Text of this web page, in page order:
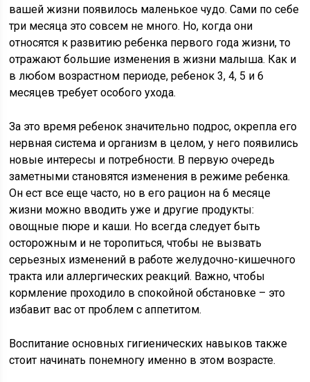
вашей жизни появилось маленькое чудо. Сами по себе
три месяца это совсем не много. Но, когда они
относятся к развитию ребенка первого года жизни, то
отражают большие изменения в жизни малыша. Как и
в любом возрастном периоде, ребенок 3, 4, 5 и 6
месяцев требует особого ухода.
За это время ребенок значительно подрос, окрепла его
нервная система и организм в целом, у него появились
новые интересы и потребности. В первую очередь
заметными становятся изменения в режиме ребенка.
Он ест все еще часто, но в его рацион на 6 месяце
жизни можно вводить уже и другие продукты:
овощные пюре и каши. Но всегда следует быть
осторожным и не торопиться, чтобы не вызвать
серьезных изменений в работе желудочно-кишечного
тракта или аллергических реакций. Важно, чтобы
кормление проходило в спокойной обстановке – это
избавит вас от проблем с аппетитом.
Воспитание основных гигиенических навыков также
стоит начинать понемногу именно в этом возрасте.